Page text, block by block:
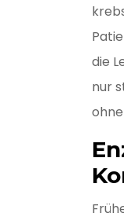
die
nur